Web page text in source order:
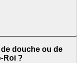
douche ou de
Roi ?